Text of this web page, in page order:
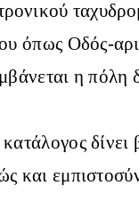
όπως Οδός-
η πόλη
δίνει
και